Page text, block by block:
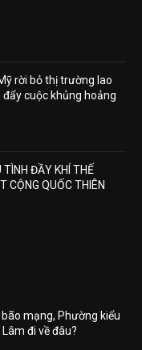
rời bỏ thị trường lao
cuộc khủng hoảng
ĐẦY KHÍ THẾ
CỘNG QUỐC THIÊN
mạng, Phường kiểu
đi về đâu?